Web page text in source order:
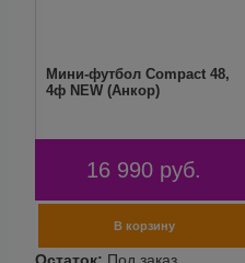
Мини-футбол Compact 48,
4ф NEW (Анкор)
16 990 руб.